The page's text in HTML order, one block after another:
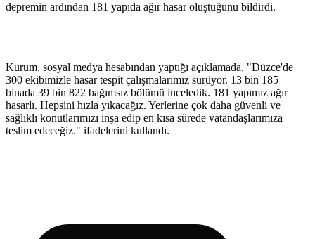
depremin ardından 181 yapıda ağır hasar oluştuğunu bildirdi.
Kurum, sosyal medya hesabından yaptığı açıklamada, "Düzce'de
300 ekibimizle hasar tespit çalışmalarımız sürüyor. 13 bin 185
binada 39 bin 822 bağımsız bölümü inceledik. 181 yapımız ağır
hasarlı. Hepsini hızla yıkacağız. Yerlerine çok daha güvenli ve
sağlıklı konutlarımızı inşa edip en kısa sürede vatandaşlarımıza
teslim edeceğiz." ifadelerini kullandı.